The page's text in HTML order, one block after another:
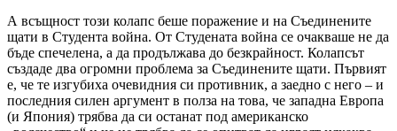
А всъщност този колапс беше поражение и на Съединените
щати в Студента война. От Студената война се очакваше не да
бъде спечелена, а да продължава до безкрайност. Колапсът
създаде два огромни проблема за Съединените щати. Първият
е, че те изгубиха очевидния си противник, а заедно с него – и
последния силен аргумент в полза на това, че западна Европа
(и Япония) трябва да си останат под американско